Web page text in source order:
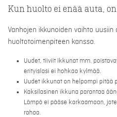
Kun huolto ei enää auta,
Vanhojen ikkunoiden vaihto
huoltotoimenpiteen kanssa.
Uudet, tiiviit ikkunat mm.
erityislasi ei hohkaa kylmää.
Uudet ikkunat on helpompi pitää
Kaksilasinen ikkuna parantaa
Lämpö ei pääse karkaamaan,
rahaa.